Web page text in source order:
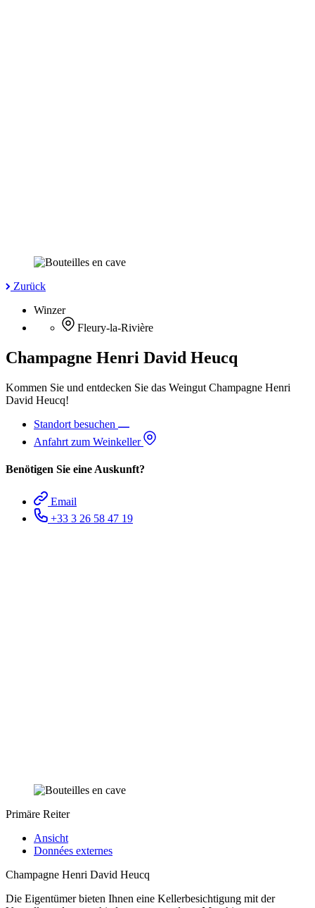
Zurück
Winzer
Fleury-la-Rivière
Champagne Henri David Heucq
Kommen Sie und entdecken Sie das Weingut Champagne Henri
David Heucq!
Standort besuchen
Anfahrt zum Weinkeller
Benötigen Sie eine Auskunft?
Email
+33 3 26 58 47 19
Primäre Reiter
Ansicht
Données externes
Champagne Henri David Heucq
Die Eigentümer bieten Ihnen eine Kellerbesichtigung mit der